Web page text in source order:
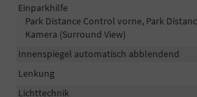
Einparkhilfe
Park Distance Control vorne, Park
Kamera (Surround View)
Innenspiegel automatisch abblendend
Lenkung
Lichttechnik